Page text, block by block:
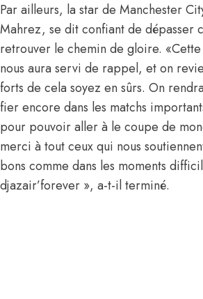
Par ailleurs, la star de Manchester
Mahrez, se dit confiant de dépasser
retrouver le chemin de gloire.
nous aura servi de rappel, et on
forts de cela soyez en sûrs. On
fier encore dans les matchs
pour pouvoir aller à le coupe de
merci à tout ceux qui nous
bons comme dans les moments
djazair’forever », a-t-il terminé.